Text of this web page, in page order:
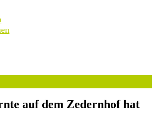
auf dem Zedernhof hat